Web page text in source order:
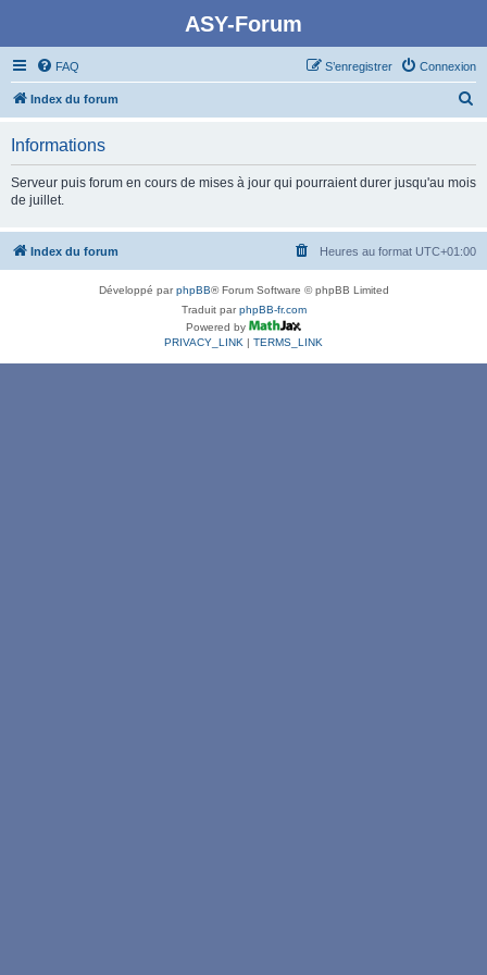
ASY-Forum
FAQ Connexion
S’enregistrer
Index du forum
c
Informations
Serveur puis forum en cours de mises à jour qui pourraient durer jusqu'au mois
de juillet.
Index du forum Heures au format UTC+01:00
Développé parphpBB® Forum Software © phpBB Limited
Traduit parphpBB-fr.com
Powered by
PRIVACY_LINK | TERMS_LINK